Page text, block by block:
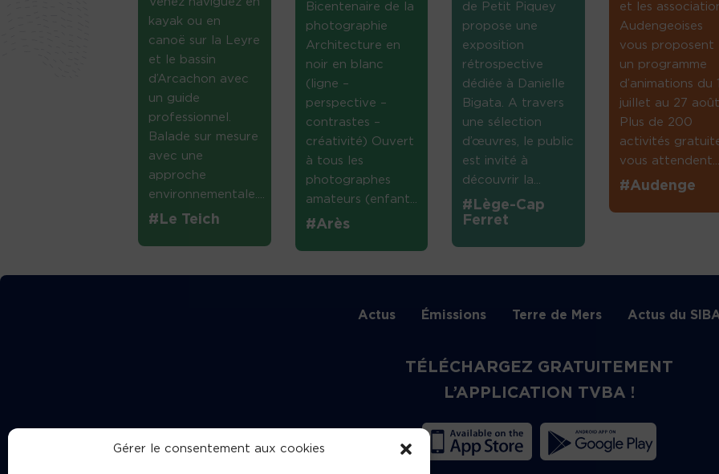
Gérer le consentement aux cookies
kayak ou en
canoë sur la Leyre
et le bassin
d’Arcachon avec
un guide
professionnel.
Balade sur mesure
avec une
approche
environnementale....
#Le Teich
Bicentenaire de la
photographie
Architecture en
noir en blanc
(ligne –
perspective –
contrastes –
créativité) Ouvert
à tous les
photographes
amateurs (enfant...
#Arès
de Petit Piquey
propose une
exposition
rétrospective
dédiée à Danielle
Bigata. A travers
une sélection
d’œuvres, le public
est invité à
découvrir la...
#Lège-Cap
Ferret
et les
Audengeoises
vous proposent
un programme
d’animations du
juillet au 27
Plus de 200
activités
vous
#Audenge
Actus Émissions Terre de Mers Actus du
TÉLÉCHARGEZ GRATUITEMENT
L’APPLICATION TVBA !